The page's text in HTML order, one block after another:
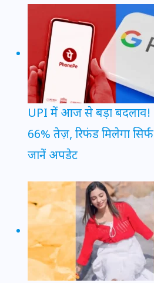
UPI में आज से बड़ा बदलाव!
66% तेज़, रिफंड मिलेगा
जानें अपडेट